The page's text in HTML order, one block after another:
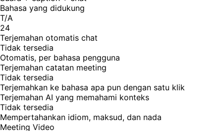
Bahasa yang didukung
T/A
24
Terjemahan otomatis chat
Tidak tersedia
Otomatis, per bahasa pengguna
Terjemahan catatan meeting
Tidak tersedia
Terjemahkan ke bahasa apa pun dengan satu klik
Terjemahan AI yang memahami konteks
Tidak tersedia
Mempertahankan idiom, maksud, dan nada
Meeting Video